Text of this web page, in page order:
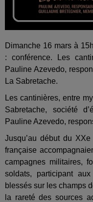
Dimanche 16 mars à
: conférence. Les
Pauline Azevedo,
La Sabretache.
Les cantinières, entre
Sabretache, société
Pauline Azevedo,
Jusqu’au début du
française
campagnes militaires,
soldats, participant
blessés sur les champs
la rareté des sources